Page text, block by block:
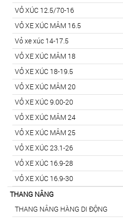
VỎ XÚC 12.5/70-16
VỎ XE XÚC MÂM 16.5
Vỏ xe xúc 14-17.5
VỎ XE XÚC MÂM 18
VỎ XE XÚC 18-19.5
VỎ XE XÚC MÂM 20
VỎ XE XÚC 9.00-20
VỎ XE XÚC MÂM 24
VỎ XE XÚC MÂM 25
VỎ XE XÚC 23.1-26
VỎ XE XÚC 16.9-28
VỎ XE XÚC 16.9-30
THANG NÂNG
THANG NÂNG HÀNG DI ĐỘNG